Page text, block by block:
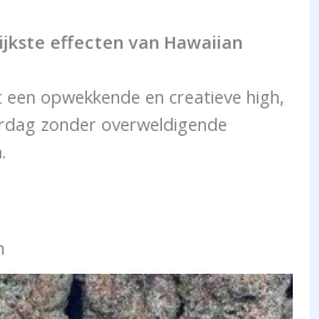
effecten van Hawaiian
een opwekkende en creatieve high,
zonder overweldigende